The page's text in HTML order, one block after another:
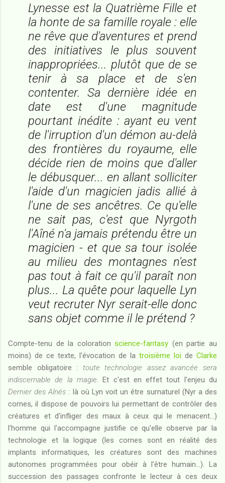
Lynesse est la Quatrième Fille et
la honte de sa famille royale : elle
ne rêve que d'aventures et prend
des initiatives le plus souvent
inappropriées... plutôt que de se
tenir à sa place et de s'en
contenter. Sa dernière idée en
date est d'une magnitude
pourtant inédite : ayant eu vent
de l'irruption d'un démon au-delà
des frontières du royaume, elle
décide rien de moins que d'aller
le débusquer... en allant solliciter
l'aide d'un magicien jadis allié à
l'une de ses ancêtres. Ce qu'elle
ne sait pas, c'est que Nyrgoth
l'Aîné n'a jamais prétendu être un
magicien - et que sa tour isolée
au milieu des montagnes n'est
pas tout à fait ce qu'il paraît non
plus... La quête pour laquelle Lyn
veut recruter Nyr serait-elle donc
sans objet comme il le prétend ?
Compte-tenu de la colorationscience-fantasy (en partie au
moins) de ce texte, l'évocation de la troisième loi de Clarke
semble obligatoire : toute technologie assez avancée sera
indiscernable de la magie . Et c'est en effet tout l'enjeu du
Dernier des Aînés : là où Lyn voit un être surnaturel (Nyr a des
cornes, il dispose de pouvoirs lui permettant de contrôler des
créatures et d'infliger des maux à ceux qui le menacent...)
l'homme qui l'accompagne justifie ce qu'elle observe par la
technologie et la logique (les cornes sont en réalité des
implants informatiques, les créatures sont des machines
autonomes programmées pour obéir à l'être humain...). La
succession des passages confronte le lecteur à ces deux